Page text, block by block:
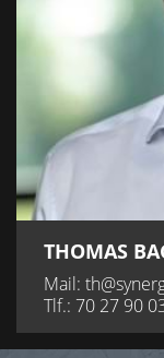
THOMAS
Mail:
Tlf.: 70 27 90